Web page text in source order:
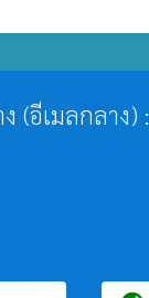
(อีเมลกลาง) :